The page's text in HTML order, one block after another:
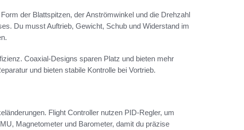
der Blattspitzen, der Anströmwinkel und die Drehzahl
Du musst Auftrieb, Gewicht, Schub und Widerstand im
Coaxial-Designs sparen Platz und bieten mehr
und bieten stabile Kontrolle bei Vortrieb.
Flight Controller nutzen PID-Regler, um
Magnetometer und Barometer, damit du präzise